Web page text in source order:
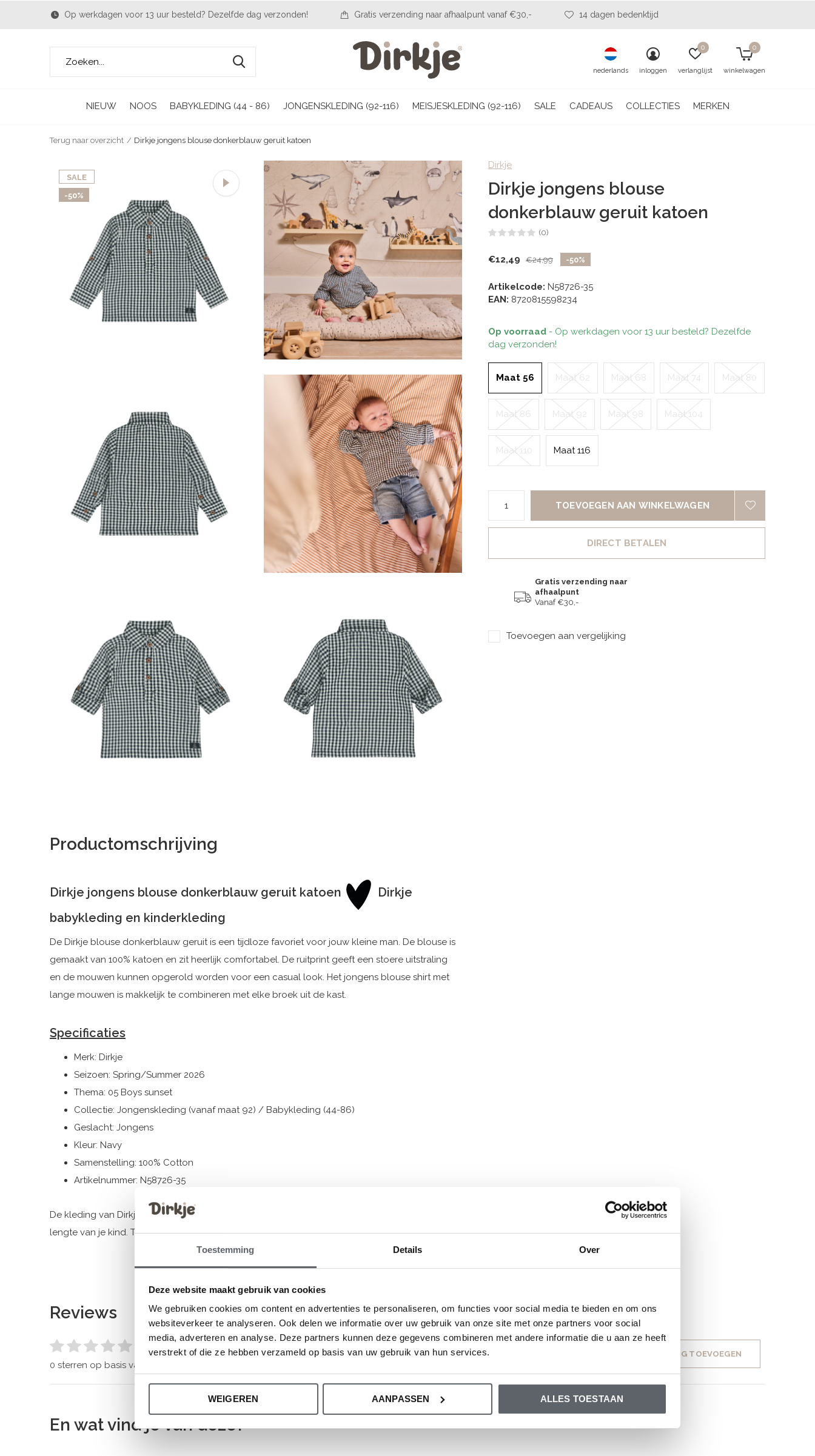
Toestemming Details Over
Deze website maakt gebruik van cookies
We gebruiken cookies om content en advertenties te personaliseren, om functies voor social media te bieden en om ons
websiteverkeer te analyseren. Ook delen we informatie over uw gebruik van onze site met onze partners voor social
media, adverteren en analyse. Deze partners kunnen deze gegevens combineren met andere informatie die u aan ze heeft
verstrekt of die ze hebben verzameld op basis van uw gebruik van hun services.
WEIGEREN AANPASSEN ALLES TOESTAAN
NIEUW NOOS BABYKLEDING (44 - 86) JONGENSKLEDING (92-116) MEISJESKLEDING (92-116) SALE CADEAUS COLLECTIES MERKEN
nederlands inloggen verlanglijst
0
winkelwagen
0
Op werkdagen voor 13 uur besteld? Dezelfde dag verzonden! Gratis verzending naar afhaalpunt vanaf €30,- 14 dagen bedenktijd
Terug naar overzicht Dirkje jongens blouse donkerblauw geruit katoen
SALE
-50%
Dirkje
Dirkje jongens blouse
donkerblauw geruit katoen
(0)
€12,49 €24,99 -50%
Artikelcode: N58726-35
EAN: 8720815598234
Op voorraad - Op werkdagen voor 13 uur besteld? Dezelfde
dag verzonden!
Maat 56 Maat 62 Maat 68 Maat 74 Maat 80
Maat 86 Maat 92 Maat 98 Maat 104
Maat 110 Maat 116
TOEVOEGEN AAN WINKELWAGEN
DIRECT BETALEN
Gratis verzending naar
afhaalpunt
Vanaf €30,-
Toevoegen aan vergelijking
Productomschrijving
Dirkje jongens blouse donkerblauw geruit katoen
Dirkje
babykleding en kinderkleding
De Dirkje blouse donkerblauw geruit is een tijdloze favoriet voor jouw kleine man. De blouse is
gemaakt van 100% katoen en zit heerlijk comfortabel. De ruitprint geeft een stoere uitstraling
en de mouwen kunnen opgerold worden voor een casual look. Het jongens blouse shirt met
lange mouwen is makkelijk te combineren met elke broek uit de kast.
Specificaties
Merk: Dirkje
Seizoen: Spring/Summer 2026
Thema: 05 Boys sunset
Collectie: Jongenskleding (vanaf maat 92) / Babykleding (44-86)
Geslacht: Jongens
Kleur: Navy
Samenstelling: 100% Cotton
Artikelnummer: N58726-35
De kleding van Dirkje valt op maat. We raden aan om de maat te kiezen op basis van de
lengte van je kind. Twijfel je toch nog, klik danhiervoor onze maattabel.
Reviews
0/ 5
0 sterren op basis van 0 beoordelingen
JE BEOORDELING TOEVOEGEN
En wat vind je van deze?